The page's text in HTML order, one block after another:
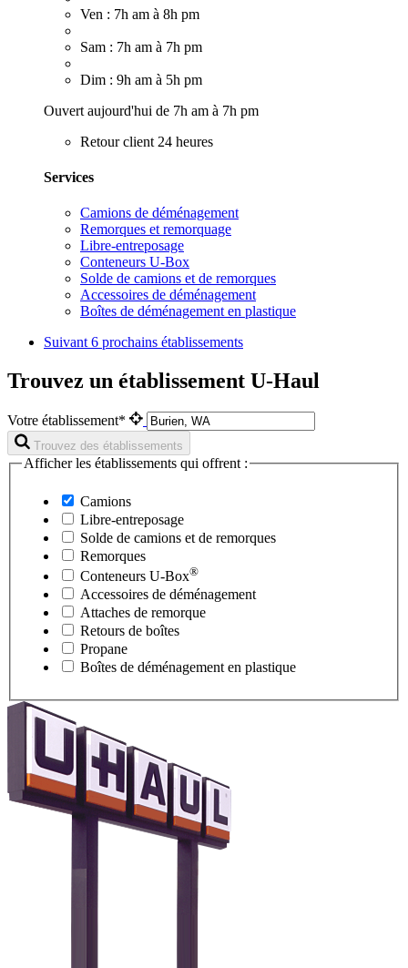
Ven : 7h am à 8h pm
Sam : 7h am à 7h pm
Dim : 9h am à 5h pm
Ouvert aujourd'hui de 7h am à 7h pm
Retour client 24 heures
Services
Camions de déménagement
Remorques et remorquage
Libre-entreposage
Conteneurs U-Box
Solde de camions et de remorques
Accessoires de déménagement
Boîtes de déménagement en plastique
Suivant 6 prochains établissements
Trouvez un établissement U-Haul
Votre établissement*
Trouvez des établissements
Afficher les établissements qui offrent :
Camions
Libre-entreposage
Solde de camions et de remorques
Remorques
Conteneurs U-Box®
Accessoires de déménagement
Attaches de remorque
Retours de boîtes
Propane
Boîtes de déménagement en plastique